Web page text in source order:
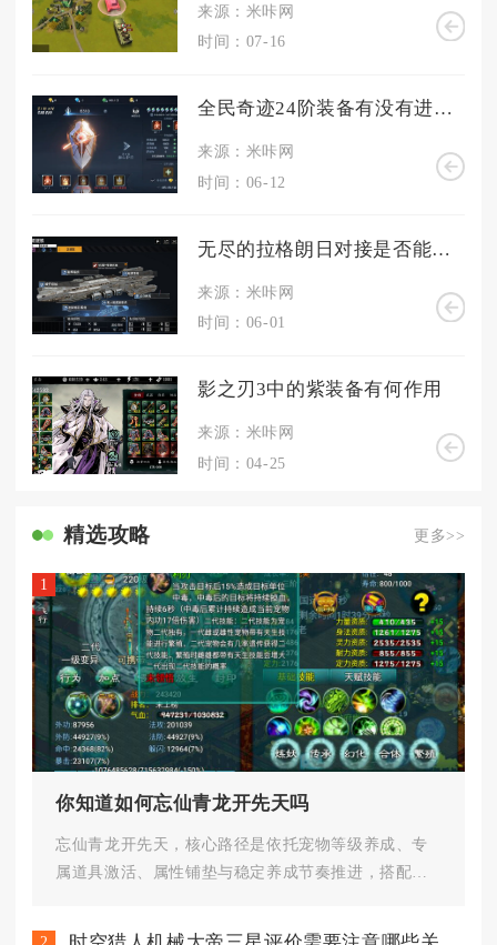
来源：米咔网
时间：07-16
全民奇迹24阶装备有没有进化方法
来源：米咔网
时间：06-12
无尽的拉格朗日对接是否能够解除
来源：米咔网
时间：06-01
影之刃3中的紫装备有何作用
来源：米咔网
时间：04-25
精选攻略 更多>>
1
你知道如何忘仙青龙开先天吗
忘仙青龙开先天，核心路径是依托宠物等级养成、专
属道具激活、属性铺垫与稳定养成节奏推进，搭配合
2